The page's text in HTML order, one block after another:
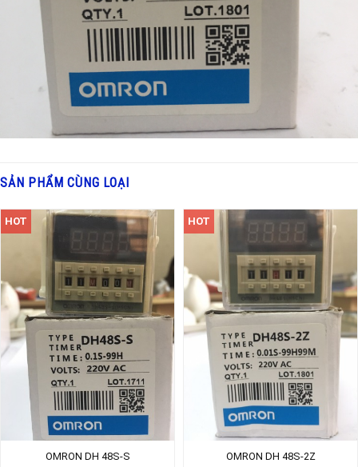
SẢN PHẨM CÙNG LOẠI
HOT
OMRON DH 48S-S
HOT
OMRON DH 48S-2Z